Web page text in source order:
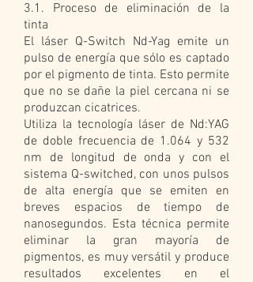
3.1. Proceso de eliminación de la
tinta
El láser Q-Switch Nd-Yag emite un
pulso de energía que sólo es captado
por el pigmento de tinta. Esto permite
que no se dañe la piel cercana ni se
produzcan cicatrices.
Utiliza la tecnología láser de Nd:YAG
de doble frecuencia de 1.064 y 532
nm de longitud de onda y con el
sistema Q-switched, con unos pulsos
de alta energía que se emiten en
breves espacios de tiempo de
nanosegundos. Esta técnica permite
eliminar la gran mayoría de
pigmentos, es muy versátil y produce
resultados excelentes en el